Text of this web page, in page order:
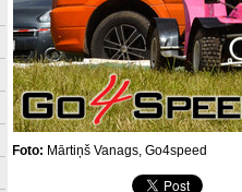
Foto: Mārtiņš Vanags, Go4speed